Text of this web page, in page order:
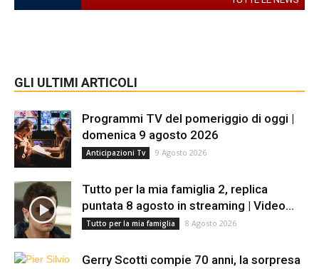
GLI ULTIMI ARTICOLI
Programmi TV del pomeriggio di oggi |
domenica 9 agosto 2026
Anticipazioni Tv 9 Agosto 2026
Tutto per la mia famiglia 2, replica
puntata 8 agosto in streaming | Video...
Tutto per la mia famiglia 8 Agosto 2026
Gerry Scotti compie 70 anni, la sorpresa